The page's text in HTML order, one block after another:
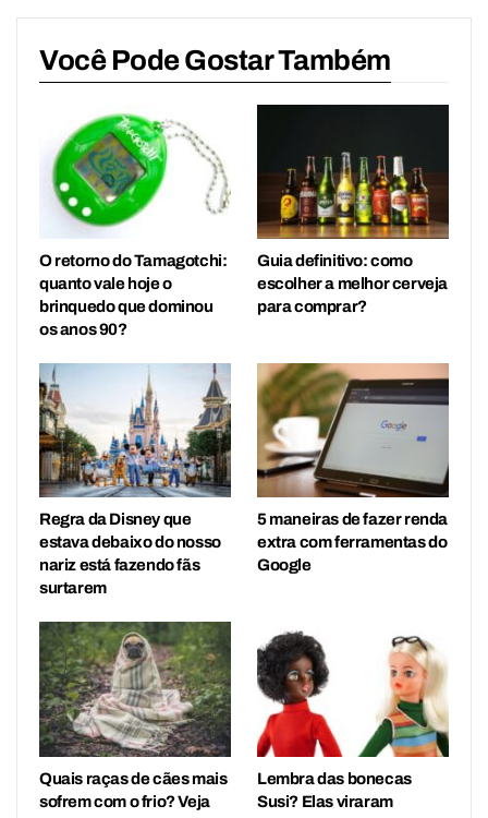
Você Pode Gostar Também
O retorno do Tamagotchi:
quanto vale hoje o
brinquedo que dominou
os anos 90?
Guia definitivo: como
escolher a melhor cerveja
para comprar?
Regra da Disney que
estava debaixo do nosso
nariz está fazendo fãs
surtarem
5 maneiras de fazer renda
extra com ferramentas do
Google
Quais raças de cães mais
sofrem com o frio? Veja
Lembra das bonecas
Susi? Elas viraram